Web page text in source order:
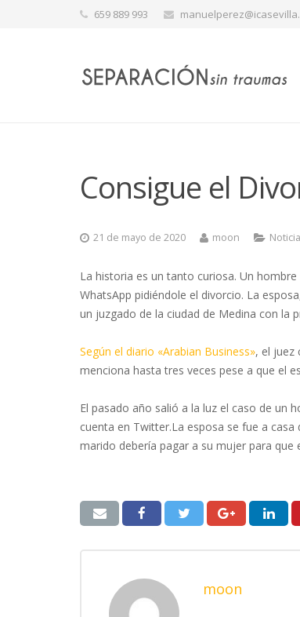
659 889 993
Consigue el
21 de mayo de 2020 moon
La historia es un tanto curiosa. Un
WhatsApp pidiéndole el divorcio. La
un juzgado de la ciudad de Medina con la
Según el diario «Arabian Business», el juez
menciona hasta tres veces pese a que el
El pasado año salió a la luz el caso de un
cuenta en Twitter.La esposa se fue a
marido debería pagar a su mujer para que
moon